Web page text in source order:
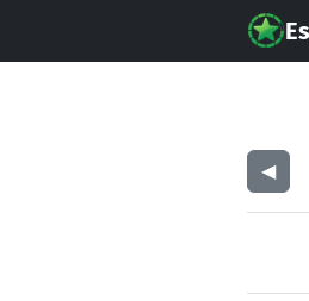
◀︎